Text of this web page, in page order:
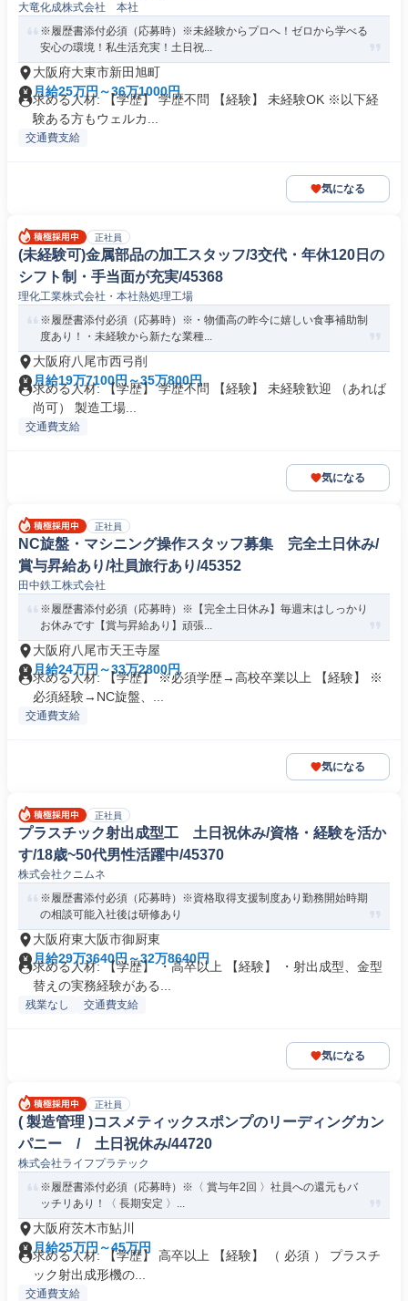
大竜化成株式会社 本社
※履歴書添付必須（応募時）※未経験からプロへ！ゼロから学べる
安心の環境！私生活充実！土日祝...
大阪府大東市新田旭町
月給25万円～36万1000円
求める人材: 【学歴】 学歴不問 【経験】 未経験OK ※以下経
験ある方もウェルカ...
交通費支給
気になる
正社員
(未経験可)金属部品の加工スタッフ/3交代・年休120日の
シフト制・手当面が充実/45368
理化工業株式会社・本社熱処理工場
※履歴書添付必須（応募時）※・物価高の昨今に嬉しい食事補助制
度あり！・未経験から新たな業種...
大阪府八尾市西弓削
月給19万7100円～35万800円
求める人材: 【学歴】 学歴不問 【経験】 未経験歓迎 （あれば
尚可） 製造工場...
交通費支給
気になる
正社員
NC旋盤・マシニング操作スタッフ募集 完全土日休み/
賞与昇給あり/社員旅行あり/45352
田中鉄工株式会社
※履歴書添付必須（応募時）※【完全土日休み】毎週末はしっかり
お休みです【賞与昇給あり】頑張...
大阪府八尾市天王寺屋
月給24万円～33万2800円
求める人材: 【学歴】 ※必須学歴→高校卒業以上 【経験】 ※
必須経験→NC旋盤、...
交通費支給
気になる
正社員
プラスチック射出成型工 土日祝休み/資格・経験を活か
す/18歳~50代男性活躍中/45370
株式会社クニムネ
※履歴書添付必須（応募時）※資格取得支援制度あり勤務開始時期
の相談可能入社後は研修あり
大阪府東大阪市御厨東
月給29万3640円～32万8640円
求める人材: 【学歴】 ・高卒以上 【経験】 ・射出成型、金型
替えの実務経験がある...
残業なし 交通費支給
気になる
正社員
( 製造管理 )コスメティックスポンプのリーディングカン
パニー / 土日祝休み/44720
株式会社ライフプラテック
※履歴書添付必須（応募時）※〈 賞与年2回 〉社員への還元もバ
ッチリあり！〈 長期安定 〉...
大阪府茨木市鮎川
月給25万円～45万円
求める人材: 【学歴】 高卒以上 【経験】 （ 必須 ） プラスチ
ック射出成形機の...
交通費支給